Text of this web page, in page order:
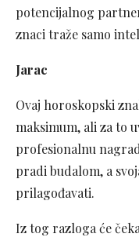
potencijalnog
znaci traže samo
Jarac
Ovaj horoskopski
maksimum, ali za to
profesionalnu
pradi budalom, a
prilagođavati.
Iz tog razloga će